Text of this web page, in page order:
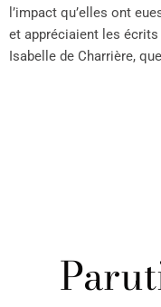
l’impact qu’elles ont
et appréciaient les
Isabelle de Charrière,